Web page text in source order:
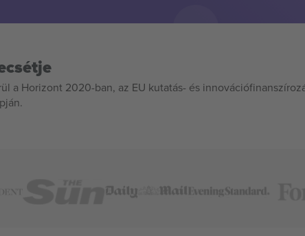
a Horizont 2020-ban, az EU kutatás- és